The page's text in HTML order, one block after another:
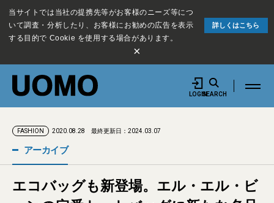
当サイトでは当社の提携先等がお客様のニーズ等につ
いて調査・分析したり、お客様にお勧めの広告を表示
する目的で Cookie を使用する場合があります。
詳しくはこちら
×
LOGINSEARCH
FASHION 2020.08.28 最終更新日：2024.03.07
アーカイブ
エコバッグも新登場。エル・エル・ビ